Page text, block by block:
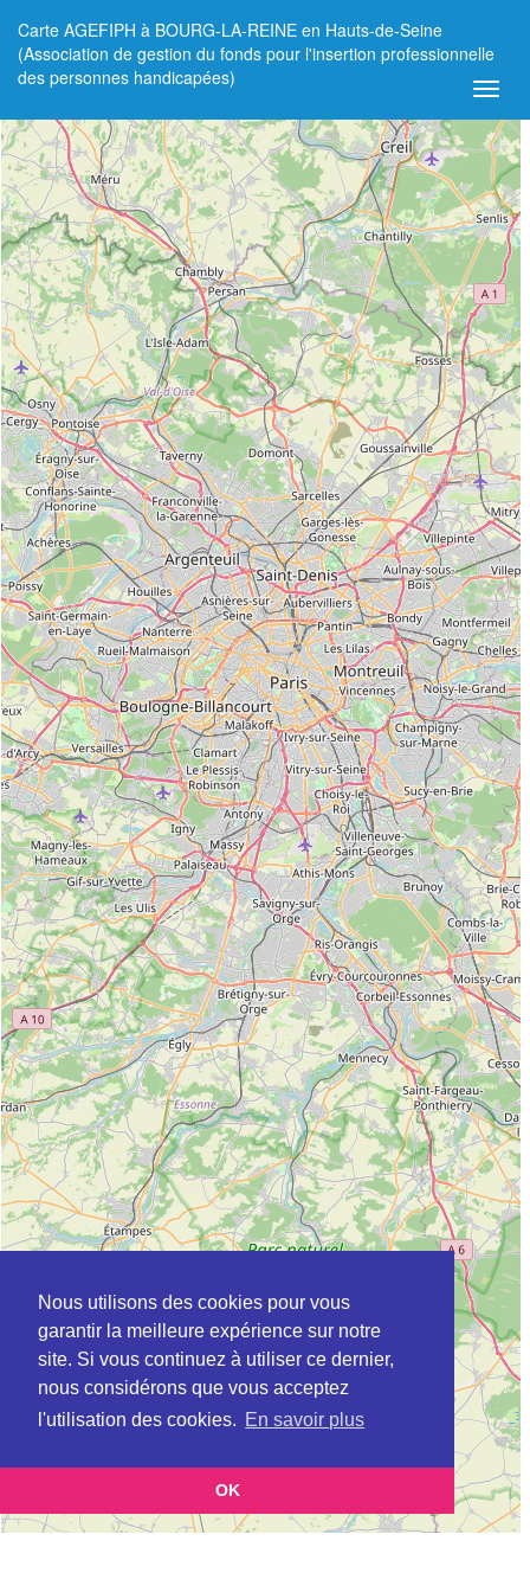
Nous utilisons des cookies pour vous
garantir la meilleure expérience sur notre
site. Si vous continuez à utiliser ce dernier,
nous considérons que vous acceptez
l'utilisation des cookies. En savoir plus
OK
Carte AGEFIPH à BOURG-LA-REINE en Hauts-de-Seine
(Association de gestion du fonds pour l'insertion professionnelle
des personnes handicapées)
+
−